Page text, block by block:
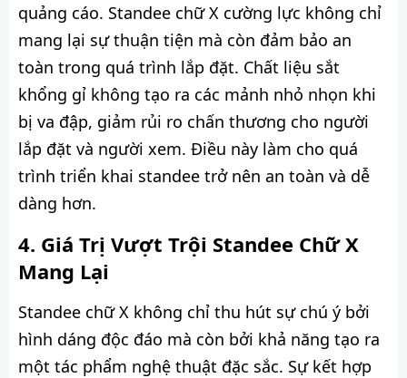
quảng cáo. Standee chữ X cường lực không chỉ
mang lại sự thuận tiện mà còn đảm bảo an
toàn trong quá trình lắp đặt. Chất liệu sắt
khổng gỉ không tạo ra các mảnh nhỏ nhọn khi
bị va đập, giảm rủi ro chấn thương cho người
lắp đặt và người xem. Điều này làm cho quá
trình triển khai standee trở nên an toàn và dễ
dàng hơn.
Giá Trị Vượt Trội Standee Chữ X
Mang Lại
Standee chữ X không chỉ thu hút sự chú ý bởi
hình dáng độc đáo mà còn bởi khả năng tạo ra
một tác phẩm nghệ thuật đặc sắc. Sự kết hợp